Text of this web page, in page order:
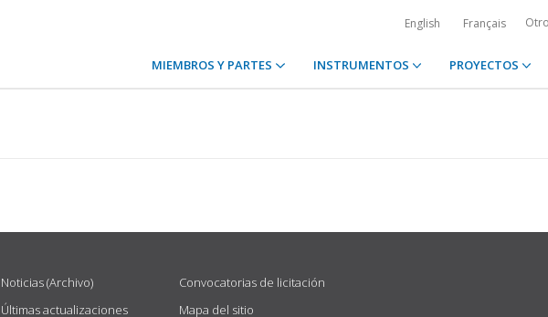
English Français
MIEMBROS Y PARTES INSTRUMENTOS PROYECTOS
Noticias (Archivo)
Últimas actualizaciones
Convocatorias de licitación
Mapa del sitio